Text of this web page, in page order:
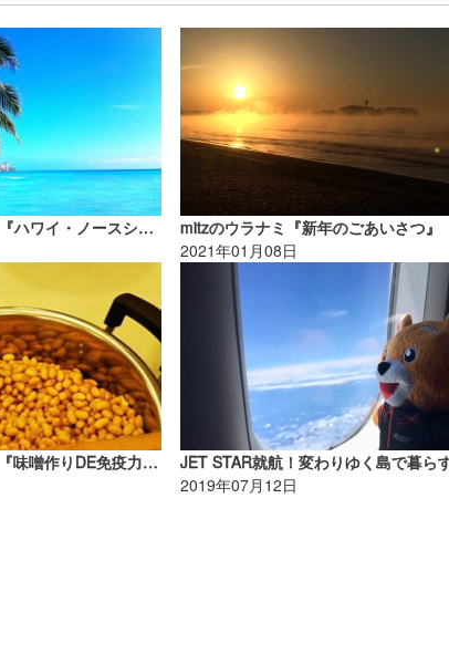
上條将美のウラナミ『ハワイ・ノースショアシーズン』
mitzのウラナミ『新年のごあいさつ』
2021年01月08日
waka☆=のウラナミ『味噌作りDE免疫力UP!!』
2019年07月12日